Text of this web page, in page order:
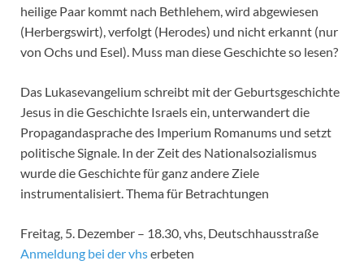
heilige Paar kommt nach Bethlehem, wird abgewiesen
(Herbergswirt), verfolgt (Herodes) und nicht erkannt (nur
von Ochs und Esel). Muss man diese Geschichte so lesen?
Das Lukasevangelium schreibt mit der Geburtsgeschichte
Jesus in die Geschichte Israels ein, unterwandert die
Propagandasprache des Imperium Romanums und setzt
politische Signale. In der Zeit des Nationalsozialismus
wurde die Geschichte für ganz andere Ziele
instrumentalisiert. Thema für Betrachtungen
Freitag, 5. Dezember – 18.30, vhs, Deutschhausstraße
Anmeldung bei der vhserbeten